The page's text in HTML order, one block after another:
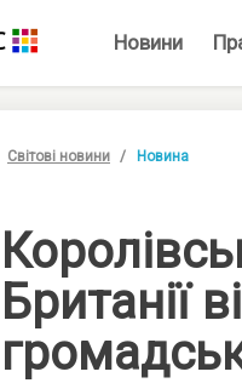
Новини
Світові новини Новина
Британії